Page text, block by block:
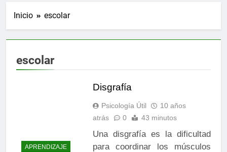
Inicio escolar
escolar
APRENDIZAJE
Disgrafía
Psicología Útil
10 años
atrás
0 43 minutos
Una disgrafía es la dificultad
para coordinar los músculos